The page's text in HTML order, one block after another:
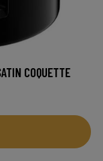
COQUETTE